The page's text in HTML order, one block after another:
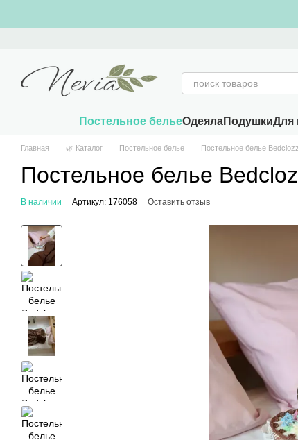
Постельное бельеОдеялаПодушкиДля
Главная 🌿 Каталог Постельное белье Постельное белье
Постельное белье
В наличии Артикул: 176058 Оставить отзыв